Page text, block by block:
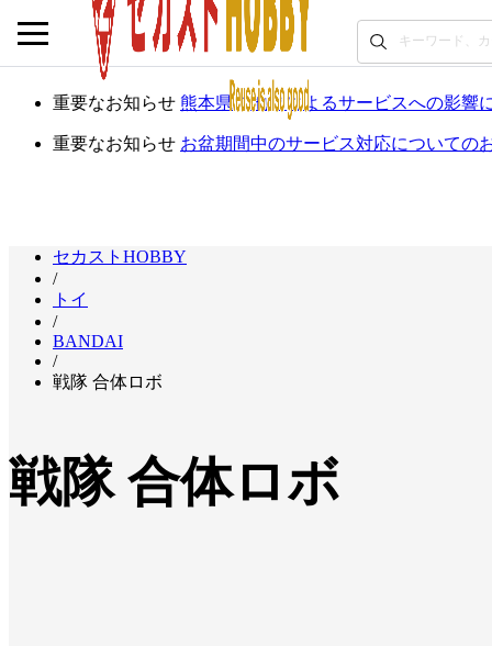
重要なお知らせ 熊本県の地震によるサービスへの影響
重要なお知らせ お盆期間中のサービス対応についての
セカストHOBBY
/
トイ
/
BANDAI
/
戦隊 合体ロボ
戦隊 合体ロボ